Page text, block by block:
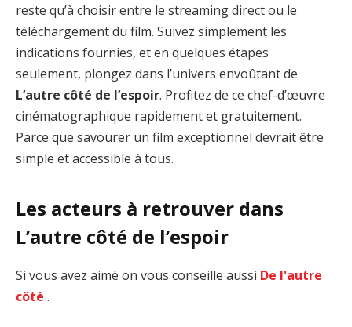
reste qu’à choisir entre le streaming direct ou le
téléchargement du film. Suivez simplement les
indications fournies, et en quelques étapes
seulement, plongez dans l’univers envoûtant de
L’autre côté de l’espoir. Profitez de ce chef-d’œuvre
cinématographique rapidement et gratuitement.
Parce que savourer un film exceptionnel devrait être
simple et accessible à tous.
Les acteurs à retrouver dans
L’autre côté de l’espoir
Si vous avez aimé on vous conseille aussi De l'autre
côté .